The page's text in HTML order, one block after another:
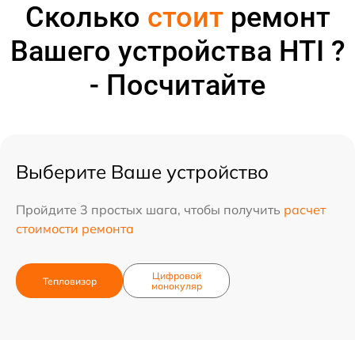
Сколько стоитремонт
Вашего устройства HTI ?
- Посчитайте
Выберите Ваше устройство
Пройдите 3 простых шага, чтобы получить расчет
стоимости ремонта
Тепловизор
Цифровой
монокуляр